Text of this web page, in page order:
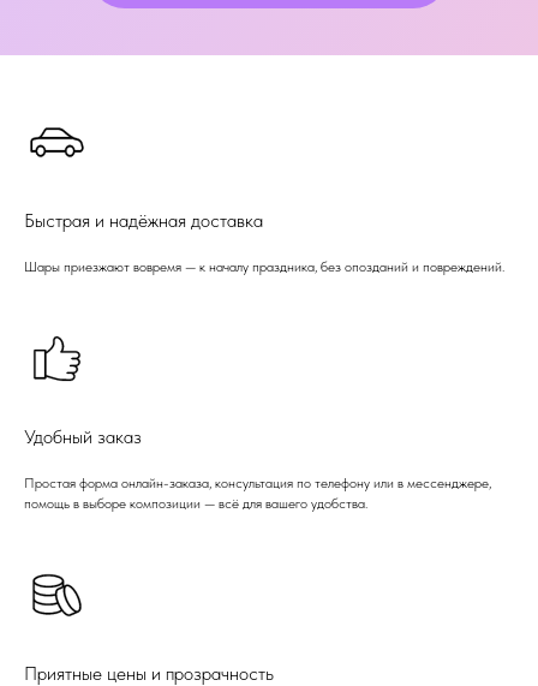
Быстрая и надёжная доставка
Шары приезжают вовремя — к началу праздника, без опозданий и повреждений.
Удобный заказ
Простая форма онлайн-заказа, консультация по телефону или в мессенджере,
помощь в выборе композиции — всё для вашего удобства.
Приятные цены и прозрачность